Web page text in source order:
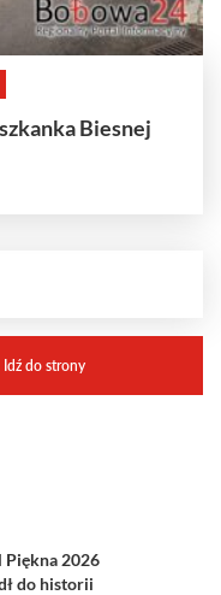
Biesnej
Piękna 2026
do historii